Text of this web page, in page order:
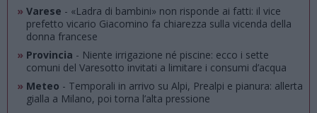
» Varese - «Ladra di bambini» non risponde ai fatti: il vice
prefetto vicario Giacomino fa chiarezza sulla vicenda della
donna francese
» Provincia - Niente irrigazione né piscine: ecco i sette
comuni del Varesotto invitati a limitare i consumi d’acqua
» Meteo - Temporali in arrivo su Alpi, Prealpi e pianura: allerta
gialla a Milano, poi torna l’alta pressione